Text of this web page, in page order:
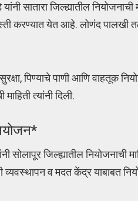
सातारा जिल्ह्यातील
करण्यात येत आहे. लोणंद पालखी
पिण्याचे पाणी आणि वाहतूक
त्यांनी दिली.
सोलापूर जिल्ह्यातील
व्यवस्थापन व मदत केंद्र याबाबत